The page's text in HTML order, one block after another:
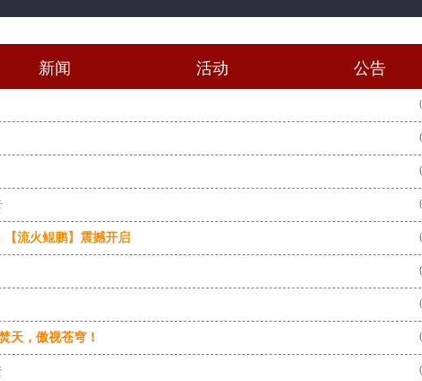
新闻 活动 公告
【流火鲲鹏】震撼开启
天，傲视苍穹！